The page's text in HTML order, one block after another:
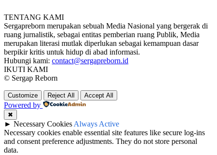
TENTANG KAMI
Sergapreborn merupakan sebuah Media Nasional yang bergerak di
ruang jurnalistik, sebagai entitas pemberian ruang Publik, Media
merupakan literasi mutlak diperlukan sebagai kemampuan dasar
berpikir kritis untuk hidup di abad informasi.
Hubungi kami: contact@sergapreborn.id
IKUTI KAMI
© Sergap Reborn
Customize Reject All Accept All
Powered by
✖
► Necessary Cookies Always Active
Necessary cookies enable essential site features like secure log-ins
and consent preference adjustments. They do not store personal
data.